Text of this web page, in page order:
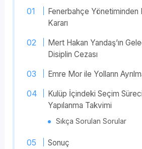
Fenerbahçe Yönetiminden
Kararı
Mert Hakan Yandaş’ın
Disiplin Cezası
Emre Mor ile Yolların
Kulüp İçindeki Seçim
Yapılanma Takvimi
Sıkça Sorulan Sorular
Sonuç